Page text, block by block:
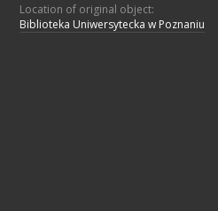
Location of original object:
Biblioteka Uniwersytecka w Poznaniu